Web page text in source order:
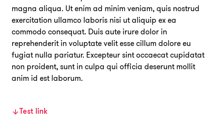
magna aliqua. Ut enim ad minim veniam, quis nostrud
exercitation ullamco laboris nisi ut aliquip ex ea
commodo consequat. Duis aute irure dolor in
reprehenderit in voluptate velit esse cillum dolore eu
fugiat nulla pariatur. Excepteur sint occaecat cupidatat
non proident, sunt in culpa qui officia deserunt mollit
anim id est laborum.
Test link